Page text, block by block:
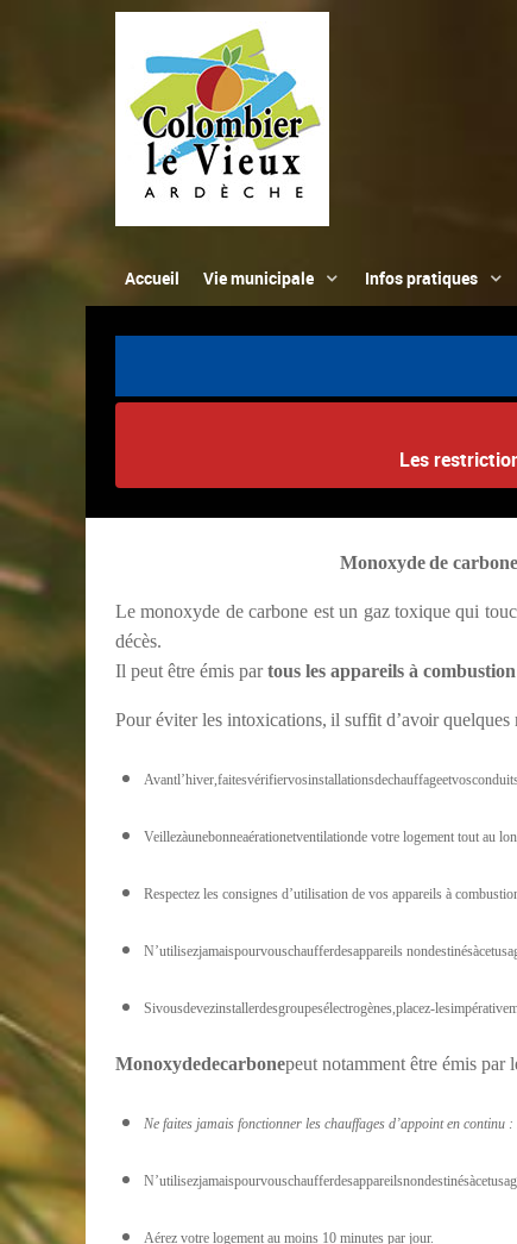
Accueil Vie municipale Infos pratiques
Les
Monoxyde de carbone
Le monoxyde de carbone est un gaz toxique qui
décès.
Il peut être émis partous les appareils à combustion
Pour éviter les intoxications, il suffit d’avoirquelques
Veillezàunebonneaérationetventilationde votre logement tout au
Respectez les consignes d’utilisation de vos appareils à
N’utilisezjamaispourvouschaufferdesappareils
Sivousdevezinstallerdesgroupesélectrogènes,placez-
Monoxydedecarbonepeut notamment être émis par
Ne faites jamais fonctionner les chauffages d’appoint en
Aérez votre logement au moins 10 minutes par jour.